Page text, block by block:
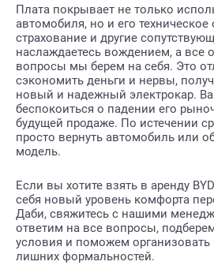
Плата покрывает не только
автомобиля, но и его
страхование и другие
наслаждаетесь вождением, а все
вопросы мы берем на себя. Это
сэкономить деньги и нервы,
новый и надежный электрокар.
беспокоиться о падении его
будущей продаже. По истечении
просто вернуть автомобиль или
модель.
Если вы хотите взять в аренду
себя новый уровень комфорта
Даби, свяжитесь с нашими
ответим на все вопросы,
условия и поможем организовать
лишних формальностей.